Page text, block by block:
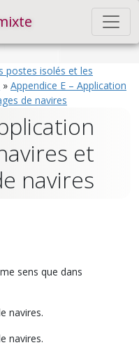
postes isolés et les
» Appendice E – Application
de navires
et
navires
sens que dans
navires.
navires.